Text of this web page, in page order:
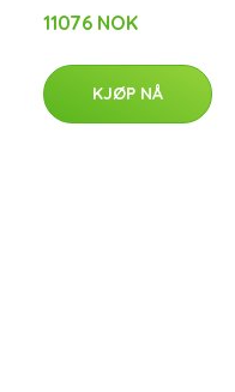
11076 NOK
KJØP NÅ